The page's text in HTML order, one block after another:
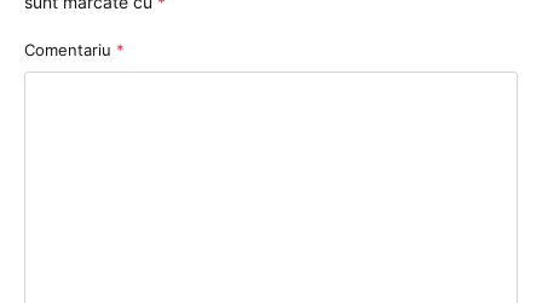
Comentariu *